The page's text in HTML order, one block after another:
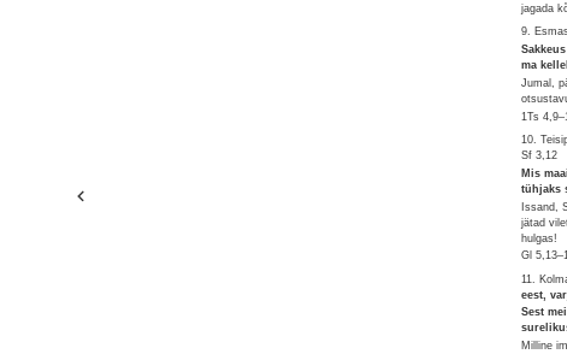
jagada
9.
ma
Jumal,
1Ts
10.
Sf 3,12
Mis
tühjaks
Issand,
jätad
hulgas!
Gl
11.
eest,
Sest
Milline